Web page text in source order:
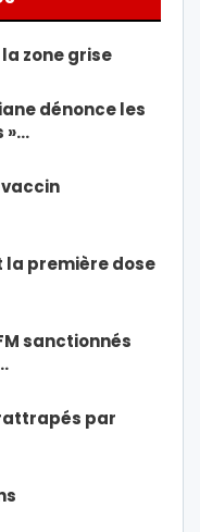
zone grise
dénonce les
»…
la première dose
sanctionnés
par